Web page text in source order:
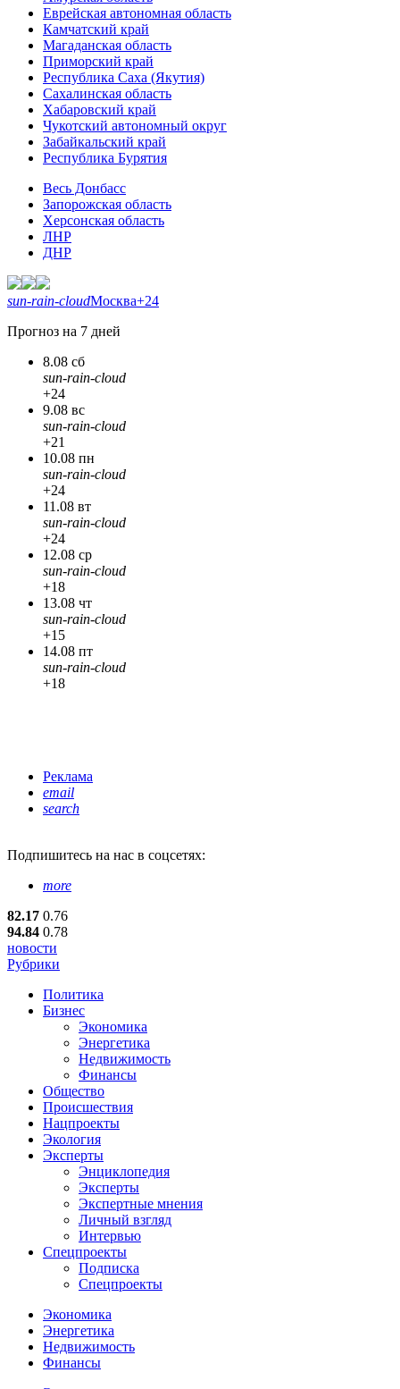
Еврейская автономная область
Камчатский край
Магаданская область
Приморский край
Республика Саха (Якутия)
Сахалинская область
Хабаровский край
Чукотский автономный округ
Забайкальский край
Республика Бурятия
Весь Донбасс
Запорожская область
Херсонская область
ЛНР
ДНР
sun-rain-cloudМосква+24
Прогноз на 7 дней
8.08 сб
sun-rain-cloud
+24
9.08 вс
sun-rain-cloud
+21
10.08 пн
sun-rain-cloud
+24
11.08 вт
sun-rain-cloud
+24
12.08 ср
sun-rain-cloud
+18
13.08 чт
sun-rain-cloud
+15
14.08 пт
sun-rain-cloud
+18
Реклама
email
search
Подпишитесь на нас в соцсетях:
more
82.17 0.76
94.84 0.78
новости
Рубрики
Политика
Бизнес
Экономика
Энергетика
Недвижимость
Финансы
Общество
Происшествия
Нацпроекты
Экология
Эксперты
Энциклопедия
Эксперты
Экспертные мнения
Личный взгляд
Интервью
Спецпроекты
Подписка
Спецпроекты
Экономика
Энергетика
Недвижимость
Финансы